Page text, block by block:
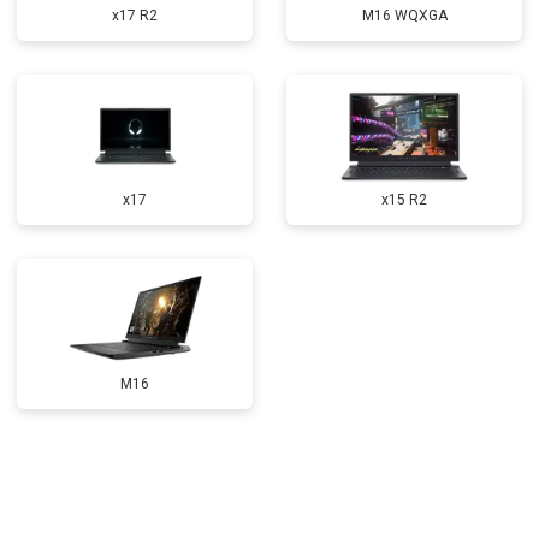
Замена северного моста от 3500 ₽
x17 R2 M16 WQXGA
x17 x15 R2
M16